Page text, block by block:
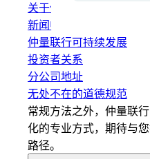
关于仲量联行
新闻中心
仲量联行可持续发展
投资者关系
分公司地址
无处不在的道德规范
常规方法之外，仲量联
化的专业方式，期待与
路径。